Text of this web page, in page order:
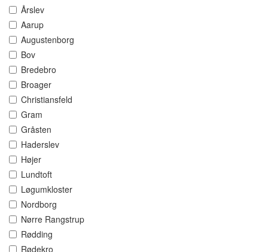
Årslev
Aarup
Augustenborg
Bov
Bredebro
Broager
Christiansfeld
Gram
Gråsten
Haderslev
Højer
Lundtoft
Løgumkloster
Nordborg
Nørre Rangstrup
Rødding
Rødekro